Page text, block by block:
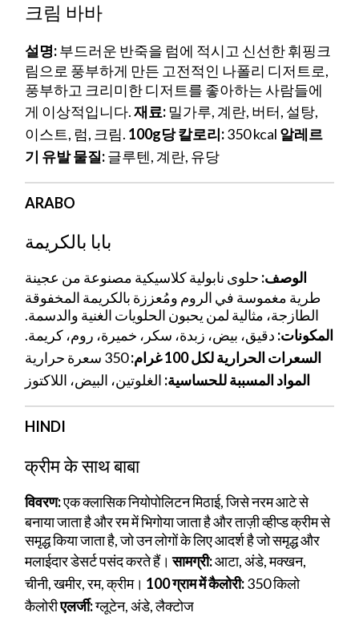
크림 바바
설명:부드러운 반죽을 럼에 적시고 신선한 휘핑크
림으로 풍부하게 만든 고전적인 나폴리 디저트로,
풍부하고 크리미한 디저트를 좋아하는 사람들에
게 이상적입니다.재료: 밀가루, 계란, 버터, 설탕,
이스트, 럼, 크림. 100g당 칼로리:350 kcal 알레르
기 유발 물질:글루텐, 계란, 유당
ARABO
بابا بالكريمة
الوصف: حلوى نابولية كلاسيكية مصنوعة من عجينة
طرية مغموسة في الروم ومُعززة بالكريمة المخفوقة
الطازجة، مثالية لمن يحبون الحلويات الغنية والدسمة.
المكونات: دقيق، بيض، زبدة، سكر، خميرة، روم، كريمة.
السعرات الحرارية لكل 100 غرام:
350 سعرة حرارية
المواد المسببة للحساسية: الغلوتين، البيض، اللاكتوز
HINDI
क्रीम के साथ बाबा
विवरण:एक क्लासिक नियोपोलिटन मिठाई, जिसे नरम आटे से
बनाया जाता है और रम में भिगोया जाता है और ताज़ी व्हीप्ड क्रीम से
समृद्ध किया जाता है, जो उन लोगों के लिए आदर्श है जो समृद्ध और
मलाईदार डेसर्ट पसंद करते हैं।सामग्री:आटा, अंडे, मक्खन,
चीनी, खमीर, रम, क्रीम। 100 ग्राम में कैलोरी:350 किलो
कैलोरीएलर्जी:ग्लूटेन, अंडे, लैक्टोज